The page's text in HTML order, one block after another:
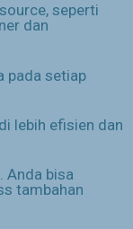
seperti
dan
pada setiap
lebih efisien dan
Anda bisa
tambahan